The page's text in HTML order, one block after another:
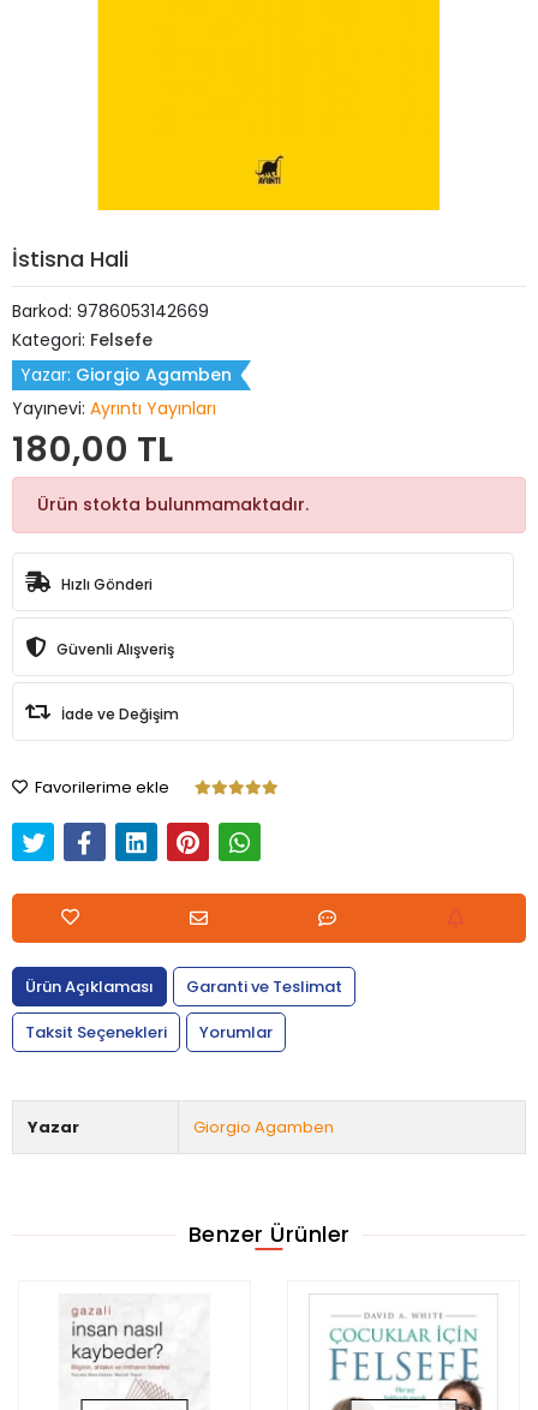
İstisna Hali
Barkod: 9786053142669
Kategori: Felsefe
Yazar: Giorgio Agamben
Yayınevi: Ayrıntı Yayınları
180,00 TL
Ürün stokta bulunmamaktadır.
Hızlı Gönderi
Güvenli Alışveriş
İade ve Değişim
Favorilerime ekle
Ürün Açıklaması
Garanti ve Teslimat
Taksit Seçenekleri
Yorumlar
Yazar Giorgio Agamben
Benzer Ürünler